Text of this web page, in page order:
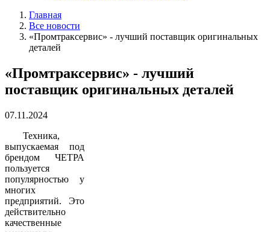
Главная
Все новости
«Промтраксервис» - лучший поставщик оригинальных
деталей
«Промтраксервис» - лучший
поставщик оригинальных деталей
07.11.2024
Техника,
выпускаемая под
брендом ЧЕТРА
пользуется
популярностью у
многих
предприятий. Это
действительно
качественные